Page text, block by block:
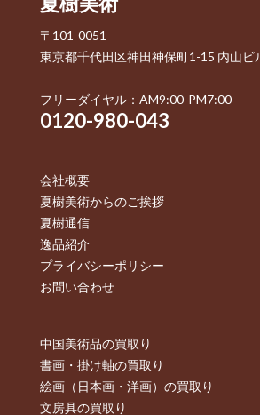
〒101-0051
東京都千代田区神田神保町1-15 内山ビ
フリーダイヤル：AM9:00-PM7:00
0120-980-043
会社概要
夏樹美術からのご挨拶
夏樹通信
逸品紹介
プライバシーポリシー
お問い合わせ
中国美術品の買取り
書画・掛け軸の買取り
絵画（日本画・洋画）の買取り
文房具の買取り